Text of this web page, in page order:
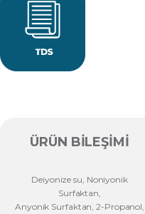
ÜRÜN BILEŞIMI
Deiyonize su, Noniyonik
Surfaktan,
Anyonik Surfaktan, 2-Propanol,